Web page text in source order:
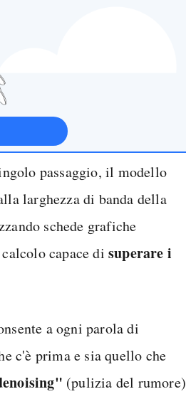
passaggio, il modello
larghezza di banda della
schede grafiche
capace disuperare i
a ogni parola di
c'è prima e sia quello che
(pulizia del rumore)